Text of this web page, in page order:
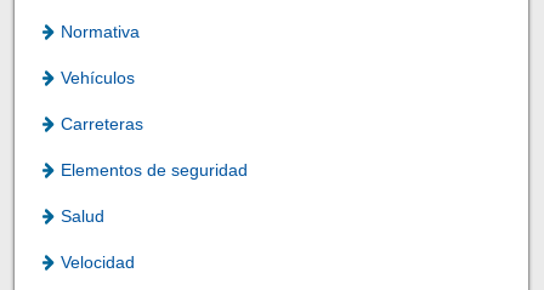
Normativa
Vehículos
Carreteras
Elementos de seguridad
Salud
Velocidad